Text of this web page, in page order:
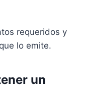
requeridos y
lo emite.
un